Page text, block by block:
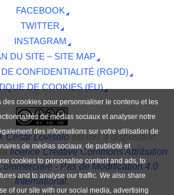
FACEBOOK
TWITTER
INSTAGRAM
DU SITE – SITE MAP
CONFIDENTIALITÉ (RGPD)
DE COOKIES (EU)
César Lovisoloest mis à disposition
lalicence Creative Commons Attribution
- Pas de Modification 4.0
International.
des cookies pour personnaliser le contenu et les
de médias sociaux et analyser notre
des informations sur votre utilisation de
de médias sociaux, de publicité et
cookies to personalise content and ads, to
and to analyse our traffic. We also share
of our site with our social media, advertising